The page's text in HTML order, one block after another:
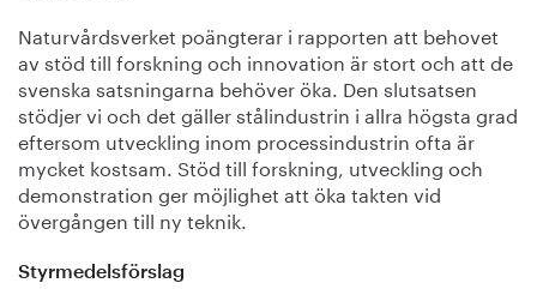
Naturvårdsverket poängterar i rapporten att behovet
av stöd till forskning och innovation är stort och att de
svenska satsningarna behöver öka. Den slutsatsen
stödjer vi och det gäller stålindustrin i allra högsta grad
eftersom utveckling inom processindustrin ofta är
mycket kostsam. Stöd till forskning, utveckling och
demonstration ger möjlighet att öka takten vid
övergången till ny teknik.
Styrmedelsförslag